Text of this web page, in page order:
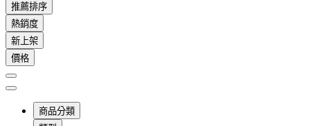
推薦排序
熱銷度
新上架
價格
商品分類